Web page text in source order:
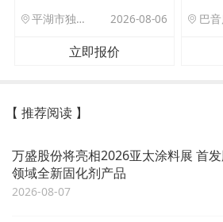
平湖市独山港镇集港路 589 号 2026-08-06
立即报价
【 推荐阅读 】
万盛股份将亮相2026亚太涂料展 首
领域全新固化剂产品
2026-08-07